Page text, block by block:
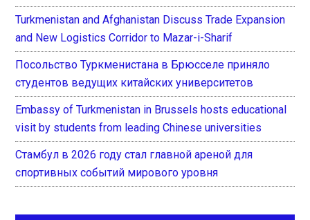
Turkmenistan and Afghanistan Discuss Trade Expansion
and New Logistics Corridor to Mazar-i-Sharif
Посольство Туркменистана в Брюсселе приняло
студентов ведущих китайских университетов
Embassy of Turkmenistan in Brussels hosts educational
visit by students from leading Chinese universities
Стамбул в 2026 году стал главной ареной для
спортивных событий мирового уровня